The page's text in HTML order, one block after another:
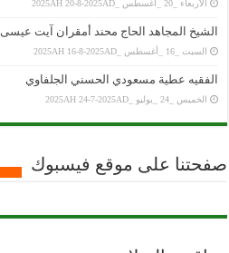
الأربعاء _20 _أغسطس _2025AH 20-8-2025AD
الشيخ المجاهد الحاج محند أمقران آيت عيسى
السبت _16 _أغسطس _2025AH 16-8-2025AD
الفقيه عطية مسعودي الحسني الجلفاوي
الخميس _24 _يوليو _2025AH 24-7-2025AD
صفحتنا على موقع فيسبوك